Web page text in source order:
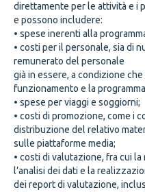
direttamente per le attività e i
e possono includere:
• spese inerenti alla
• costi per il personale, sia di
remunerato del personale
già in essere, a condizione
funzionamento e la
• spese per viaggi e soggiorni;
• costi di promozione, come i
distribuzione del relativo
sulle piattaforme media;
• costi di valutazione, fra cui
l’analisi dei dati e la
dei report di valutazione,